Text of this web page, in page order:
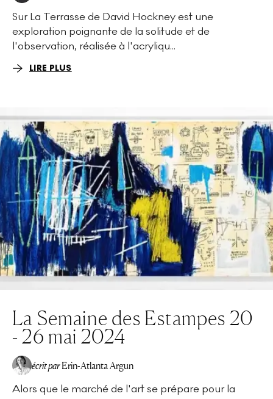
Sur La Terrasse de David Hockney est une
exploration poignante de la solitude et de
l'observation, réalisée à l'acryliqu...
LIRE PLUS
La Semaine des Estampes 20
- 26 mai 2024
écrit par Erin-Atlanta Argun
Alors que le marché de l'art se prépare pour la